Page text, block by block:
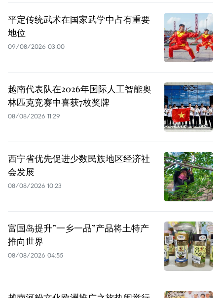
平定传统武术在国家武学中占有重要
地位
09/08/2026 03:00
越南代表队在2026年国际人工智能奥
林匹克竞赛中喜获7枚奖牌
08/08/2026 11:29
西宁省优先促进少数民族地区经济社
会发展
08/08/2026 10:23
富国岛提升”一乡一品”产品将土特产
推向世界
08/08/2026 04:55